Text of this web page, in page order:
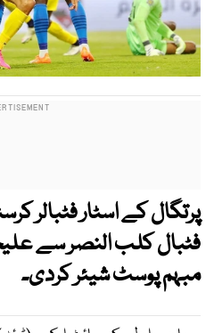
پرتگال کے اسٹار فٹبالر
فٹبال کلب النصر سے
مبہم پوسٹ شیئر کردی۔